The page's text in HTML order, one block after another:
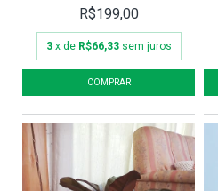
R$199,00
3 x de R$66,33 sem juros